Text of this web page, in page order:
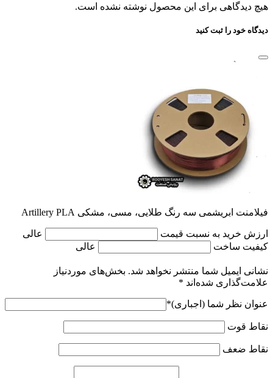
هیچ دیدگاهی برای این محصول نوشته نشده است.
دیدگاه خود را ثبت کنید
فیلامنت ابریشمی سه رنگ طلایی، مسی، مشکی Artillery PLA
ارزش خرید به نسبت قیمت
عالی
کیفیت ساخت
عالی
نشانی ایمیل شما منتشر نخواهد شد. بخش‌های موردنیاز
علامت‌گذاری شده‌اند *
عنوان نظر شما (اجباری)*
نقاط قوت
نقاط ضعف